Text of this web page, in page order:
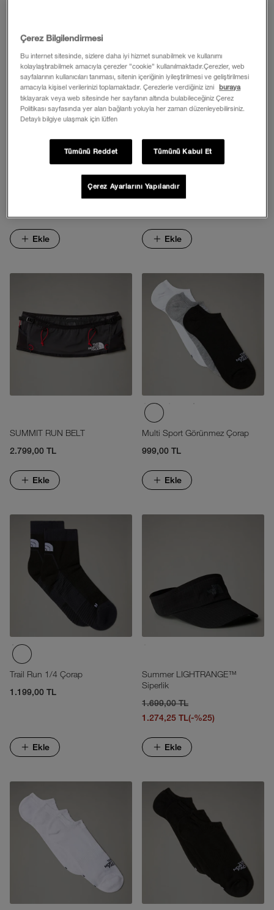
Ekle
1.299,00 TL
Ekle
SUMMIT RUN BELT
2.799,00 TL
Ekle
Multi Sport Görünmez Çorap
999,00 TL
Ekle
Trail Run 1/4 Çorap
1.199,00 TL
Ekle
Summer LIGHTRANGE™
Siperlik
1.699,00 TL
1.274,25 TL(-%25)
Ekle
Çerez Bilgilendirmesi
Bu internet sitesinde, sizlere daha iyi hizmet sunabilmek ve kullanımı
kolaylaştırabilmek amacıyla çerezler ”cookie” kullanılmaktadır.Çerezler, web
sayfalarının kullanıcıları tanıması, sitenin içeriğinin iyileştirilmesi ve geliştirilmesi
amacıyla kişisel verilerinizi toplamaktadır. Çerezlerle verdiğiniz izni
buraya
tıklayarak veya web sitesinde her sayfanın altında bulabileceğiniz Çerez
Politikası sayfasında yer alan bağlantı yoluyla her zaman düzenleyebilirsiniz.
Detaylı bilgiye ulaşmak için lütfen
Tümünü Reddet Tümünü Kabul Et
Çerez Ayarlarını Yapılandır